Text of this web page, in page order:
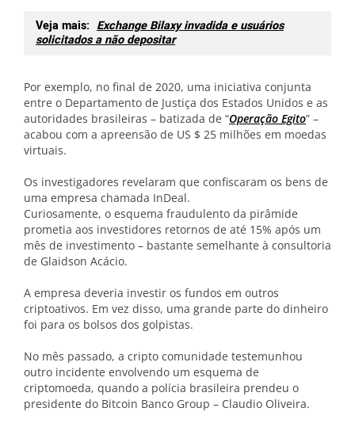
Veja mais: Exchange Bilaxy invadida e usuários
solicitados a não depositar
Por exemplo, no final de 2020, uma iniciativa conjunta
entre o Departamento de Justiça dos Estados Unidos e as
autoridades brasileiras – batizada de “Operação Egito” –
acabou com a apreensão de US $ 25 milhões em moedas
virtuais.
Os investigadores revelaram que confiscaram os bens de
uma empresa chamada InDeal.
Curiosamente, o esquema fraudulento da pirâmide
prometia aos investidores retornos de até 15% após um
mês de investimento – bastante semelhante à consultoria
de Glaidson Acácio.
A empresa deveria investir os fundos em outros
criptoativos. Em vez disso, uma grande parte do dinheiro
foi para os bolsos dos golpistas.
No mês passado, a cripto comunidade testemunhou
outro incidente envolvendo um esquema de
criptomoeda, quando a polícia brasileira prendeu o
presidente do Bitcoin Banco Group – Claudio Oliveira.